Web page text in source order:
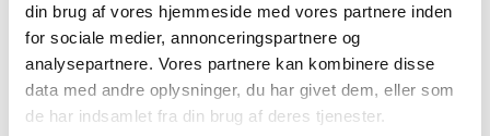
din brug af vores hjemmeside med vores partnere inden
for sociale medier, annonceringspartnere og
analysepartnere. Vores partnere kan kombinere disse
data med andre oplysninger, du har givet dem, eller som
de har indsamlet fra din brug af deres tjenester.
fra 399,00 kr.
VÆLG STØRRELSE
fra 399,00 kr.
Petstar